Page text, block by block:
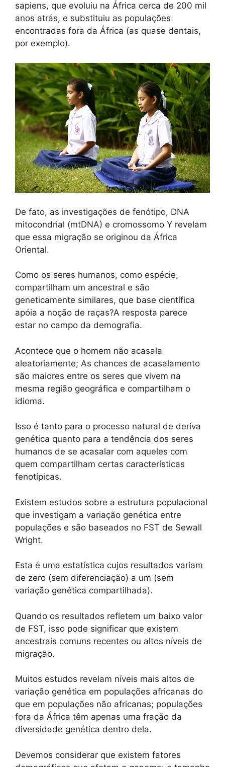
sapiens, que evoluiu na África cerca de 200 mil
anos atrás, e substituiu as populações
encontradas fora da África (as quase dentais,
por exemplo).
De fato, as investigações de fenótipo, DNA
mitocondrial (mtDNA) e cromossomo Y revelam
que essa migração se originou da África
Oriental.
Como os seres humanos, como espécie,
compartilham um ancestral e são
geneticamente similares, que base científica
apóia a noção de raças?A resposta parece
estar no campo da demografia.
Acontece que o homem não acasala
aleatoriamente; As chances de acasalamento
são maiores entre os seres que vivem na
mesma região geográfica e compartilham o
idioma.
Isso é tanto para o processo natural de deriva
genética quanto para a tendência dos seres
humanos de se acasalar com aqueles com
quem compartilham certas características
fenotípicas.
Existem estudos sobre a estrutura populacional
que investigam a variação genética entre
populações e são baseados no FST de Sewall
Wright.
Esta é uma estatística cujos resultados variam
de zero (sem diferenciação) a um (sem
variação genética compartilhada).
Quando os resultados refletem um baixo valor
de FST, isso pode significar que existem
ancestrais comuns recentes ou altos níveis de
migração.
Muitos estudos revelam níveis mais altos de
variação genética em populações africanas do
que em populações não africanas; populações
fora da África têm apenas uma fração da
diversidade genética dentro dela.
Devemos considerar que existem fatores